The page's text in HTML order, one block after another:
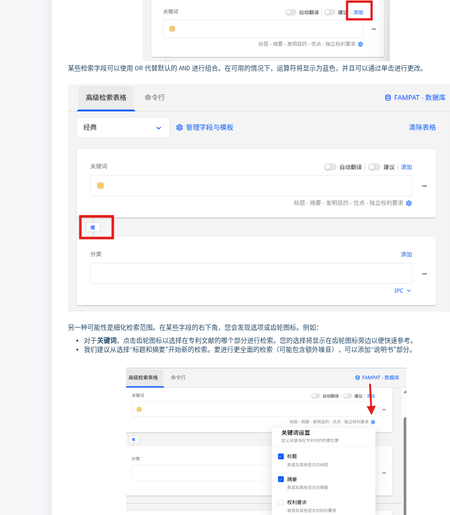
某些检索字段可以使用 OR 代替默认的 AND 进行组合。在可用的情况下，运算符将显示为蓝色，并且可以通过单击进行更改。
另一种可能性是细化检索范围。在某些字段的右下角，您会发现选项或齿轮图标。例如：
对于关键词，点击齿轮图标以选择在专利文献的哪个部分进行检索。您的选择将显示在齿轮图标旁边以便快速参考。
我们建议从选择“标题和摘要”开始新的检索。要进行更全面的检索（可能包含额外噪音），可以添加“说明书”部分。